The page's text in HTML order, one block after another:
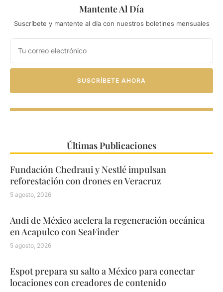
Mantente Al Día
Suscríbete y mantente al día con nuestros boletines mensuales
SUSCRÍBETE AHORA
Últimas Publicaciones
Fundación Chedraui y Nestlé impulsan
reforestación con drones en Veracruz
5 agosto, 2026
Audi de México acelera la regeneración oceánica
en Acapulco con SeaFinder
5 agosto, 2026
Espot prepara su salto a México para conectar
locaciones con creadores de contenido